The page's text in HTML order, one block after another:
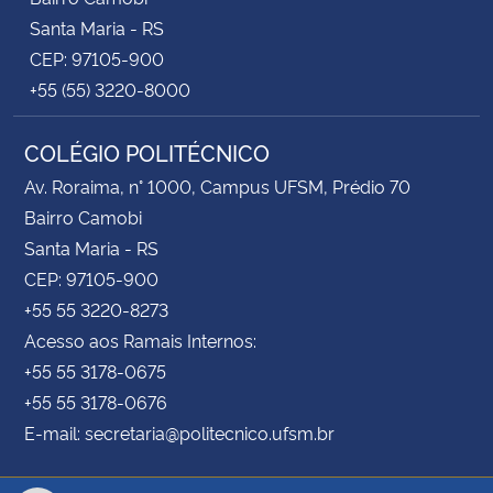
Santa Maria - RS
CEP: 97105-900
+55 (55) 3220-8000
COLÉGIO POLITÉCNICO
Av. Roraima, n° 1000, Campus UFSM, Prédio 70
Bairro Camobi
Santa Maria - RS
CEP: 97105-900
+55 55 3220-8273
Acesso aos Ramais Internos:
+55 55 3178-0675
+55 55 3178-0676
E-mail: secretaria@politecnico.ufsm.br